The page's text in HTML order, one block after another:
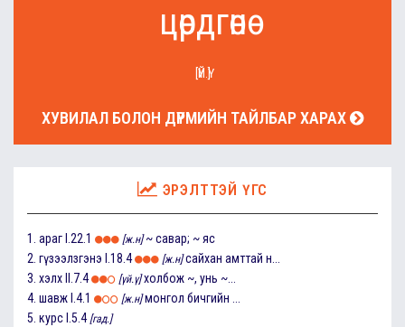
цөрдгөнө
[ҮЙ.Ү]
ХУВИЛАЛ БОЛОН ДҮРМИЙН ТАЙЛБАР ХАРАХ
ЭРЭЛТТЭЙ ҮГС
1. араг I.22.1 [ж.н] ~ савар; ~ яс
2. гүзээлзгэнэ I.18.4 [ж.н] сайхан амттай н...
3. хэлх II.7.4 [үй.ү] холбож ~, унь ~...
4. шавж I.4.1 [ж.н] монгол бичгийн ...
5. курс I.5.4 [гад.]